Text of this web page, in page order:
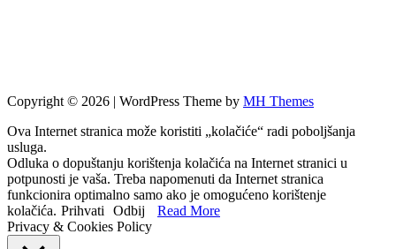
Copyright © 2026 | WordPress Theme by MH Themes
Ova Internet stranica može koristiti „kolačiće“ radi poboljšanja
usluga.
Odluka o dopuštanju korištenja kolačića na Internet stranici u
potpunosti je vaša. Treba napomenuti da Internet stranica
funkcionira optimalno samo ako je omogućeno korištenje
kolačića. Prihvati Odbij
Read More
Privacy & Cookies Policy